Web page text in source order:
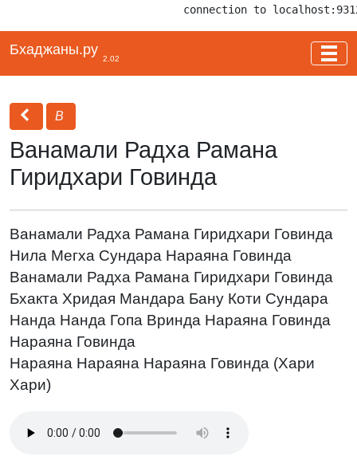
connection to
Бхаджаны.ру
2.02
В
Ванамали Радха Рамана
Гиридхари Говинда
Ванамали Радха Рамана Гиридхари Говинда
Нила Мегха Сундара Нараяна Говинда
Ванамали Радха Рамана Гиридхари Говинда
Бхакта Хридая Мандара Бану Коти Сундара
Нанда Нанда Гопа Вринда Нараяна Говинда
Нараяна Говинда
Нараяна Нараяна Нараяна Говинда (Хари
Хари)